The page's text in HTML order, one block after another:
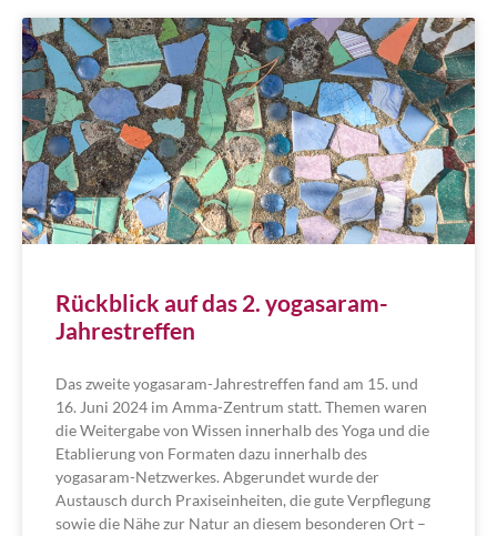
Rückblick auf das 2. yogasaram-
Jahrestreffen
Das zweite yogasaram-Jahrestreffen fand am 15. und
16. Juni 2024 im Amma-Zentrum statt. Themen waren
die Weitergabe von Wissen innerhalb des Yoga und die
Etablierung von Formaten dazu innerhalb des
yogasaram-Netzwerkes. Abgerundet wurde der
Austausch durch Praxiseinheiten, die gute Verpflegung
sowie die Nähe zur Natur an diesem besonderen Ort –